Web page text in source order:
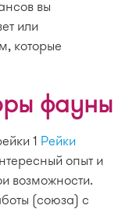
вы
или
которые
фауны
1 Рейки
опыт и
возможности.
(союза) с